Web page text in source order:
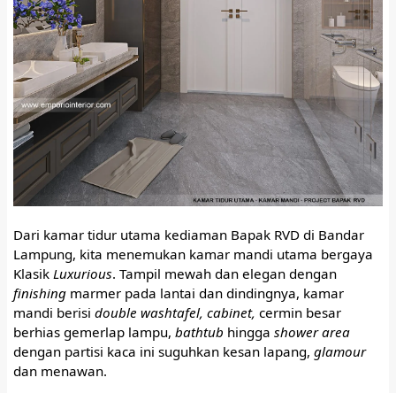
Dari kamar tidur utama kediaman Bapak RVD di Bandar
Lampung, kita menemukan kamar mandi utama bergaya
Klasik Luxurious. Tampil mewah dan elegan dengan
finishing marmer pada lantai dan dindingnya, kamar
mandi berisidouble washtafel, cabinet, cermin besar
berhias gemerlap lampu,bathtub hinggashower area
dengan partisi kaca ini suguhkan kesan lapang,glamour
dan menawan.